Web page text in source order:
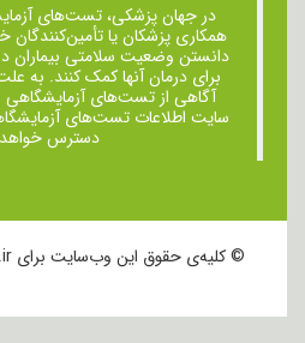
در جهان پزشکی، تست‌های
همکاری پزشکان یا
دانستن وضعیت سلامتی بیماران
برای درمان ‌آنها کمک کنند. به
آگاهی از تست‌های
سایت اطلاعات تست‌های
دسترس
© کلیه‌ی حقوق این وب‌سایت برای LabTests.ir محفوظ است.